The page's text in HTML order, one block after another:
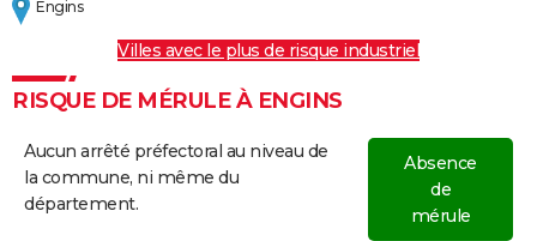
Engins
Villes avec le plus de risque industriel
RISQUE DE MÉRULE À ENGINS
Aucun arrêté préfectoral au niveau de
la commune, ni même du
département.
Absence
de
mérule